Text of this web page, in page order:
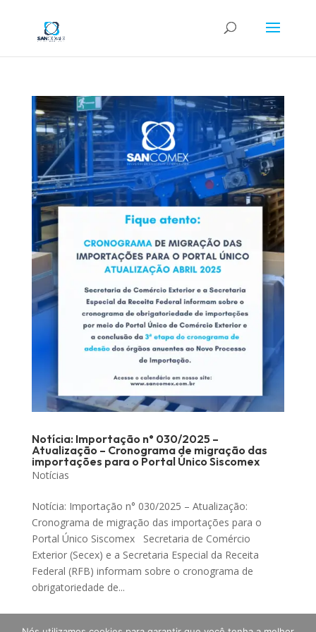
Notícia: Importação n° 030/2025 –
Atualização – Cronograma de migração das
importações para o Portal Único Siscomex
Notícias
Notícia: Importação n° 030/2025 – Atualização:
Cronograma de migração das importações para o
Portal Único Siscomex Secretaria de Comércio
Exterior (Secex) e a Secretaria Especial da Receita
Federal (RFB) informam sobre o cronograma de
obrigatoriedade de...